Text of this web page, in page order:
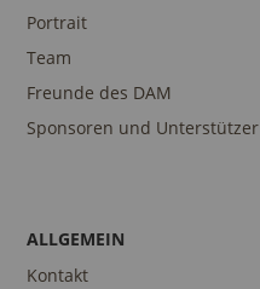
Portrait
Team
Freunde des DAM
Sponsoren und Unterstützer
ALLGEMEIN
Kontakt